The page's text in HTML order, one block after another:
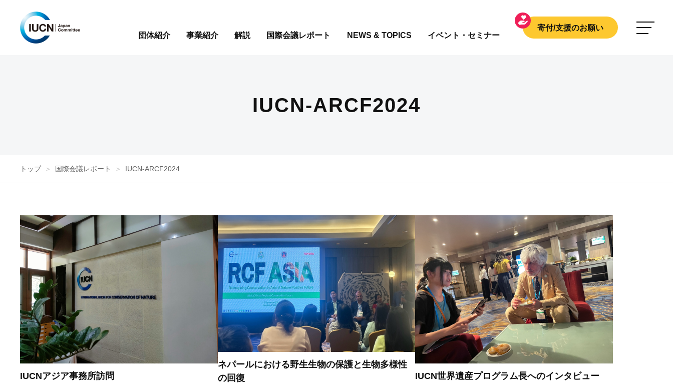
寄付/支援のお願い
団体紹介
事業紹介 解説 国際会議レポート NEWS & TOPICS イベント・セミナー
IUCN-ARCF2024
トップ 国際会議レポート IUCN-ARCF2024
IUCNアジア事務所訪問
ネパールにおける野生生物の保護と生物多様性
の回復
IUCN世界遺産プログラム長へのインタビュー